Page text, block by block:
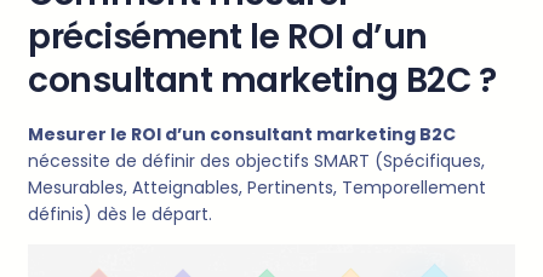
précisément le ROI d’un
consultant marketing B2C ?
Mesurer le ROI d’un consultant marketing B2C
nécessite de définir des objectifs SMART (Spécifiques,
Mesurables, Atteignables, Pertinents, Temporellement
définis) dès le départ.